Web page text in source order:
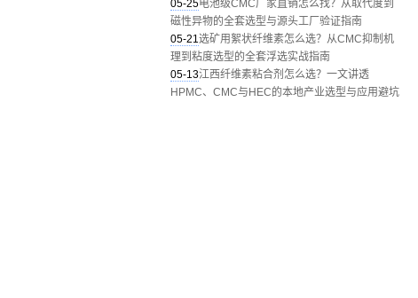
05-25电池级CMC厂家直销怎么找？从取代度到
磁性异物的全套选型与源头工厂验证指南
05-21选矿用絮状纤维素怎么选？从CMC抑制机
理到粘度选型的全套浮选实战指南
05-13江西纤维素粘合剂怎么选？一文讲透
HPMC、CMC与HEC的本地产业选型与应用避坑